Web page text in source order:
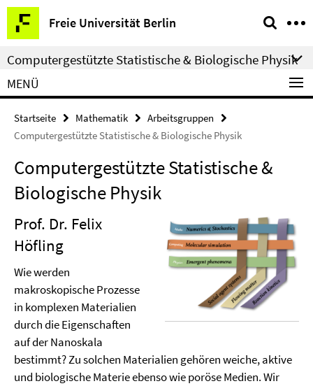
Springe
direkt
zu
Inhalt
Freie Universität Berlin
Service-
Navigation
Computergestützte Statistische & Biologische Physik
MENÜ
Startseite Mathematik
Arbeitsgruppen
Computergestützte Statistische & Biologische Physik
Computergestützte Statistische &
Biologische Physik
Prof. Dr. Felix
Höfling
Wie werden
makroskopische Prozesse
in komplexen Materialien
durch die Eigenschaften
auf der Nanoskala
bestimmt? Zu solchen Materialien gehören weiche, aktive
und biologische Materie ebenso wie poröse Medien. Wir